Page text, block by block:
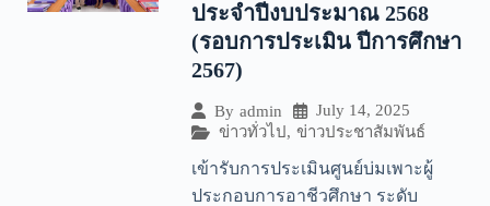
ประจำปีงบประมาณ 2568
(รอบการประเมิน ปีการศึกษา
2567)
By admin
July 14, 2025
ข่าวทั่วไป , ข่าวประชาสัมพันธ์
เข้ารับการประเมินศูนย์บ่มเพาะผู้
ประกอบการอาชีวศึกษา ระดับ